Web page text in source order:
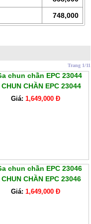
748,000
Trang 1/11
CHUN CHẦN EPC 23044
Giá: 1,649,000 Đ
CHUN CHẦN EPC 23046
Giá: 1,649,000 Đ